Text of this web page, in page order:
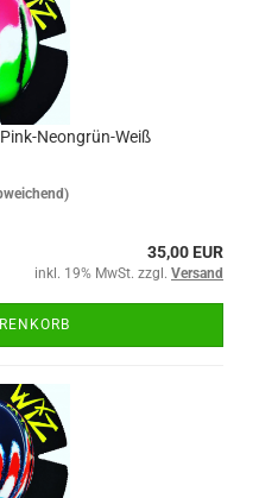
Neongrün-Weiß
35,00 EUR
inkl. 19% MwSt. zzgl. Versand